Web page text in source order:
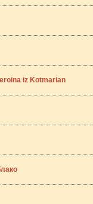
iz Kotmarian